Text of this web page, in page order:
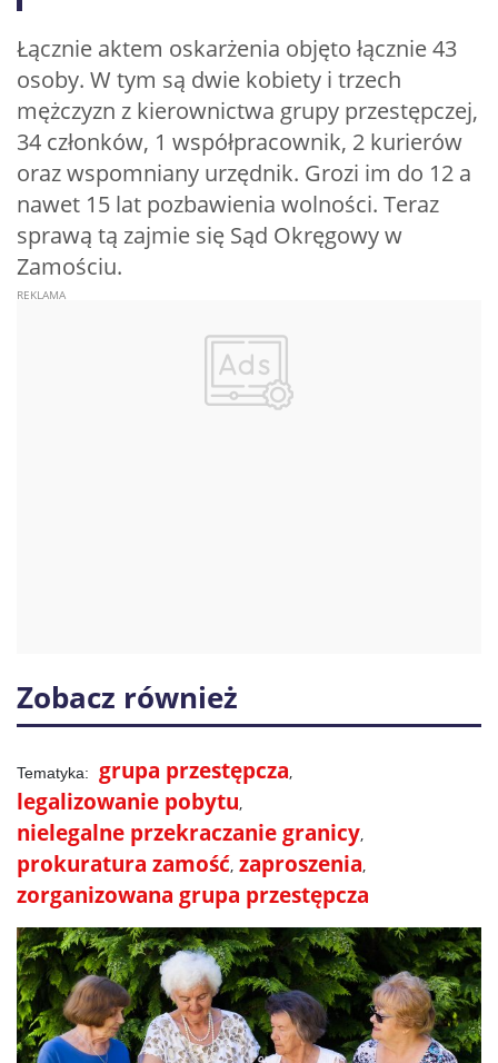
Łącznie aktem oskarżenia objęto łącznie 43
osoby. W tym są dwie kobiety i trzech
mężczyzn z kierownictwa grupy przestępczej,
34 członków, 1 współpracownik, 2 kurierów
oraz wspomniany urzędnik. Grozi im do 12 a
nawet 15 lat pozbawienia wolności. Teraz
sprawą tą zajmie się Sąd Okręgowy w
Zamościu.
Zobacz również
grupa przestępcza
legalizowanie pobytu
nielegalne przekraczanie granicy
prokuratura zamość zaproszenia
zorganizowana grupa przestępcza